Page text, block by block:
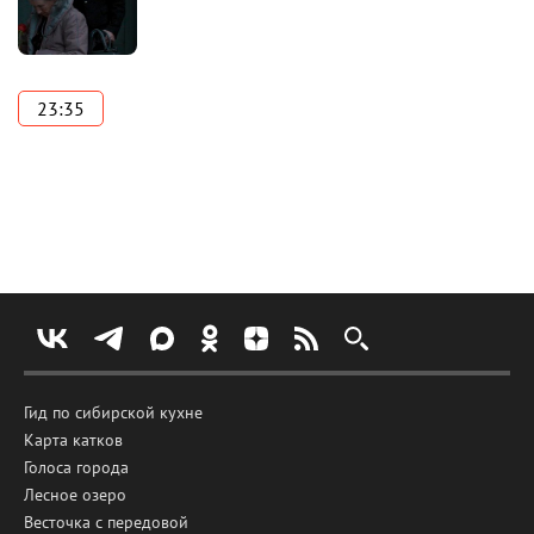
23:35
Гид по сибирской кухне
Карта катков
Голоса города
Лесное озеро
Весточка с передовой